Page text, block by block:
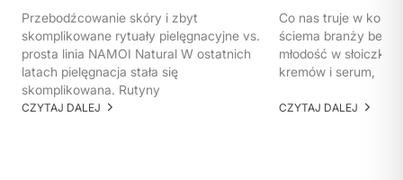
Przebodźcowanie skóry i zbyt
skomplikowane rytuały pielęgnacyjne vs.
prosta linia NAMOI Natural W ostatnich
latach pielęgnacja stała się
skomplikowana. Rutyny
CZYTAJ DALEJ
Co nas truje w
ściema branży
młodość w
kremów i serum,
CZYTAJ DALEJ